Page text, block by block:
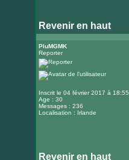
Revenir en haut
PluMGMK
Reporter
Inscrit le 04 février 2017 à 18:55
Age : 30
Messages : 236
Localisation : Irlande
Revenir en haut